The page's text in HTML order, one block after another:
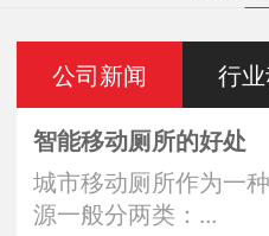
公司新闻 行
智能移动厕所的好处
城市移动厕所作为一
源一般分两类：...